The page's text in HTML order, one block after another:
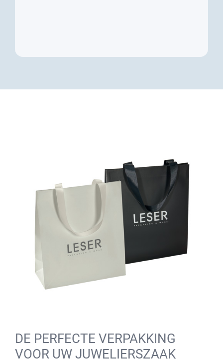
DE PERFECTE VERPAKKING
VOOR UW JUWELIERSZAAK